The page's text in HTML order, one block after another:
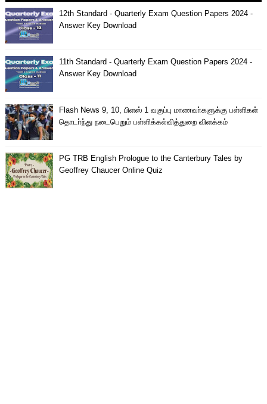
12th Standard - Quarterly Exam Question Papers 2024 -
Answer Key Download
11th Standard - Quarterly Exam Question Papers 2024 -
Answer Key Download
Flash News 9, 10, பிளஸ் 1 வகுப்பு மாணவா்களுக்கு பள்ளிகள்
தொடா்ந்து நடைபெறும் பள்ளிக்கல்வித்துறை விளக்கம்
PG TRB English Prologue to the Canterbury Tales by
Geoffrey Chaucer Online Quiz